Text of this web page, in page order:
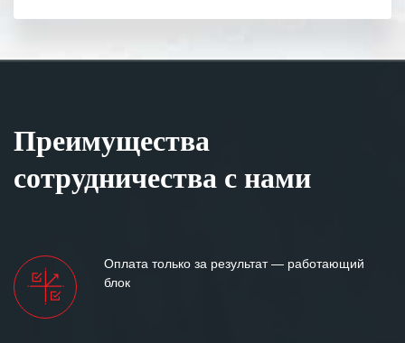
Особенно хочется отметить высокую
клиентоориентированность
персонала Вашей компании,
между нашими компаниями открытые
Преимущества
сотрудничества с нами
Оплата только за результат — работающий
блок